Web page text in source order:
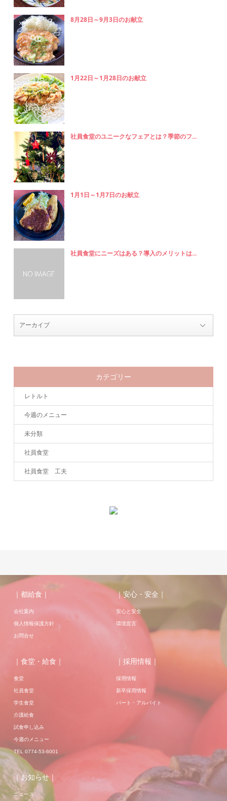
8月28日～9月3日のお献立
1月22日～1月28日のお献立
社員食堂のユニークなフェアとは？季節のフ...
1月1日～1月7日のお献立
社員食堂にニーズはある？導入のメリットは...
カテゴリー
レトルト
今週のメニュー
未分類
社員食堂
社員食堂 工夫
｜都給食｜
会社案内
個人情報保護方針
お問合せ
｜安心・安全｜
安心と安全
環境宣言
｜食堂・給食｜
食堂
社員食堂
学生食堂
介護給食
試食申し込み
今週のメニュー
TEL 0774-53-6001
｜採用情報｜
採用情報
新卒採用情報
パート・アルバイト
｜お知らせ｜
ニュース